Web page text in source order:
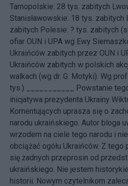
Tarnopolskie: 28 tys. zabitych
Stanisławowskie: 18 tys. zabitych
zabitych Polesie: ? tys. zabitych
ofiar OUN i UPA wg Ewy
Ukraińców zabitych przez OUN i
Ukraińców zabitych w polskich
walkach (wg dr. G. Motyki). Wg
tys.) ___________ Powstanie
inicjatywa prezydenta Ukrainy
Komentujących uprasza się o
narodu ukraińskiego. Autor bloga
wrzodem na ciele tego narodu i
obciążać ogółu Ukraińców. Z tego
się żadnych przeprosin od
ukraińskiego. Nie jestem
historii. Nowym czytelnikom